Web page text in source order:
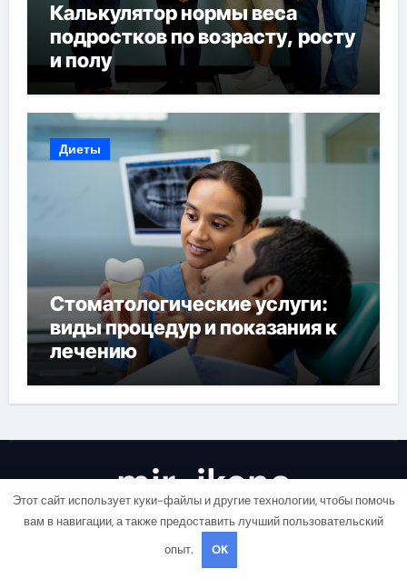
Калькулятор нормы веса
подростков по возрасту, росту
и полу
Диеты
Стоматологические услуги:
виды процедур и показания к
лечению
mir-ikona
Живи здорово
Этот сайт использует куки-файлы и другие технологии, чтобы помочь
вам в навигации, а также предоставить лучший пользовательский
опыт.
OK